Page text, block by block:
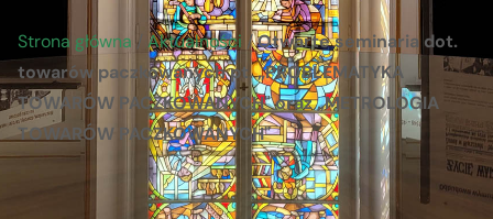
Strona główna / Aktualności /Otwarte seminaria dot.
towarów paczkowanych pt. „PROBLEMATYKA
TOWARÓW PACZKOWANYCH" oraz „METROLOGIA
TOWARÓW PACZKOWANYCH"